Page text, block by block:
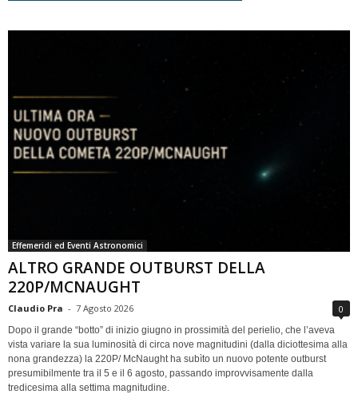
Effemeridi ed Eventi Astronomici
ALTRO GRANDE OUTBURST DELLA
220P/MCNAUGHT
Claudio Pra - 7 Agosto 2026 0
Dopo il grande “botto” di inizio giugno in prossimità del perielio, che l’aveva
vista variare la sua luminosità di circa nove magnitudini (dalla diciottesima alla
nona grandezza) la 220P/ McNaught ha subìto un nuovo potente outburst
presumibilmente tra il 5 e il 6 agosto, passando improvvisamente dalla
tredicesima alla settima magnitudine.